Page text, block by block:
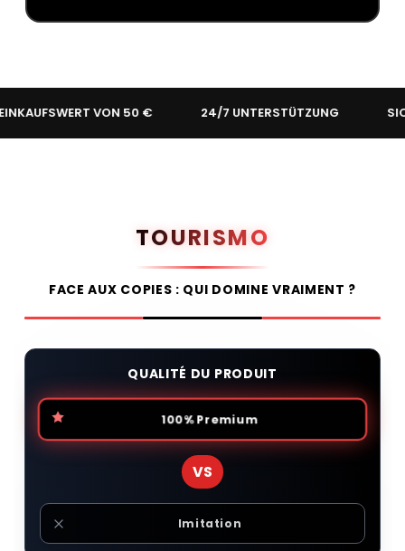
VON 50 € 24/7 UNTERSTÜTZUNG SICHERE
TOURISMO
FACE AUX COPIES : QUI DOMINE VRAIMENT ?
QUALITÉ DU PRODUIT
100% Premium
VS
Imitation